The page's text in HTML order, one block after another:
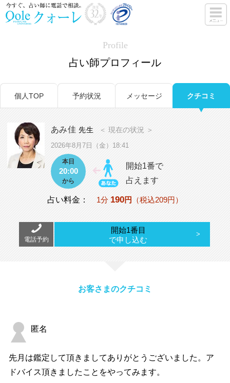
Profile
占い師プロフィール
個人TOP 予約状況 メッセージ クチコミ
あみ佳 先生 ＜ 現在の状況 ＞
2026年8月7日（金）18:41
本日
20:00
から
開始1番で
占えます
占い料金： 1分 190円 （税込209円）
電話予約
開始1番目
で申し込む
お客さまのクチコミ
匿名
先月は鑑定して頂きましてありがとうございました。ア
ドバイス頂きましたことをやってみます。